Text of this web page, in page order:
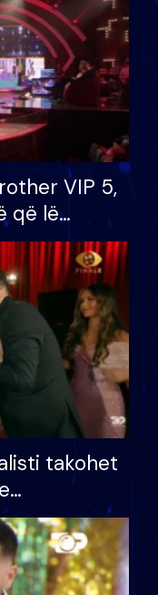
VIP 5,
që lë
për
takohet
letër